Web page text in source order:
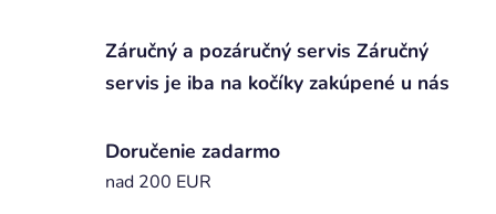
Záručný a pozáručný servis Záručný
servis je iba na kočíky zakúpené u nás
Doručenie zadarmo
nad 200 EUR